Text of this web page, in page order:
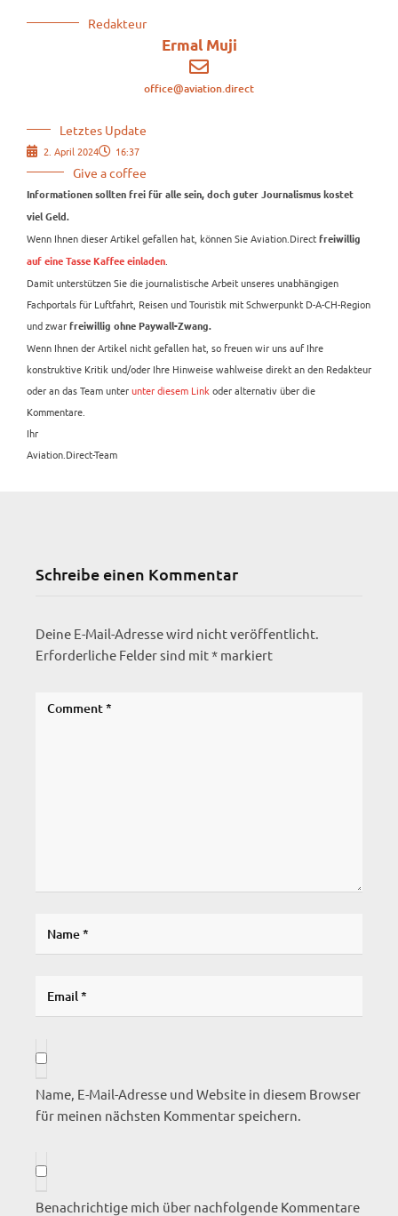
Redakteur
Ermal Muji
office@aviation.direct
Letztes Update
2. April 2024 16:37
Give a coffee
Informationen sollten frei für alle sein, doch guter Journalismus kostet
viel Geld.
Wenn Ihnen dieser Artikel gefallen hat, können Sie Aviation.Direct freiwillig
auf eine Tasse Kaffee einladen
Damit unterstützen Sie die journalistische Arbeit unseres unabhängigen
Fachportals für Luftfahrt, Reisen und Touristik mit Schwerpunkt D-A-CH-Region
und zwar freiwillig ohne Paywall-Zwang.
Wenn Ihnen der Artikel nicht gefallen hat, so freuen wir uns auf Ihre
konstruktive Kritik und/oder Ihre Hinweise wahlweise direkt an den Redakteur
oder an das Team unterunter diesem Link oder alternativ über die
Kommentare.
Ihr
Aviation.Direct-Team
Schreibe einen Kommentar
Deine E-Mail-Adresse wird nicht veröffentlicht.
Erforderliche Felder sind mit* markiert
Name, E-Mail-Adresse und Website in diesem Browser
für meinen nächsten Kommentar speichern.
Benachrichtige mich über nachfolgende Kommentare